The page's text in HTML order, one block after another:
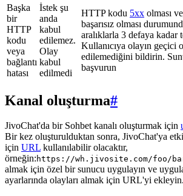
Başka
bir
HTTP
kodu
veya
bağlantı
hatası
İstek şu
anda
kabul
edilemez.
Olay
kabul
edilmedi
HTTP kodu 5xx olması
başarısız olması
aralıklarla 3 defaya kadar
Kullanıcıya olayın geçici
edilemediğini bildirin.
başvurun
Kanal oluşturma#
JivoChat'da bir Sohbet kanalı oluşturmak için
Bir kez oluşturulduktan sonra, JivoChat'ya
için URL kullanılabilir olacaktır,
örneğin: https://wh.jivosite.com/foo/
almak için özel bir sunucu uygulayın ve
ayarlarında olayları almak için URL'yi ekleyin.